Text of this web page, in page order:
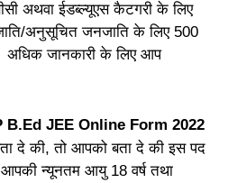
अथवा ईडब्ल्यूएस कैटगरी के लिए
अनुसूचित जनजाति के लिए 500
अधिक जानकारी के लिए आप
B.Ed JEE Online Form 2022
दे की, तो आपको बता दे की इस पद
न्यूनतम आयु 18 वर्ष तथा